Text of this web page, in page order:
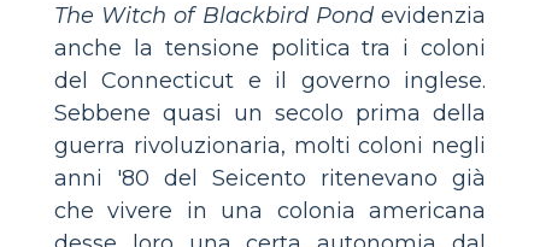
The Witch of Blackbird Pondevidenzia
anche la tensione politica tra i coloni
del Connecticut e il governo inglese.
Sebbene quasi un secolo prima della
guerra rivoluzionaria, molti coloni negli
anni '80 del Seicento ritenevano già
che vivere in una colonia americana